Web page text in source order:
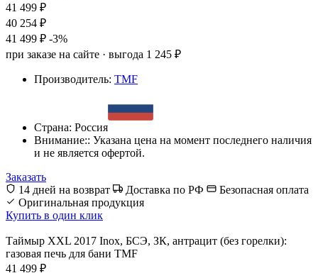
41 499 ₽
40 254 ₽
41 499 ₽ -3%
при заказе на сайте · выгода 1 245 ₽
Производитель: TMF
Страна: Россия
Внимание:: Указана цена на момент последнего наличия
и не является офертой.
Заказать
14 дней на возврат
Доставка по РФ
Безопасная оплата
Оригинальная продукция
Купить в один клик
Таймыр XXL 2017 Inox, БСЭ, ЗК, антрацит (без горелки):
газовая печь для бани TMF
41 499 ₽